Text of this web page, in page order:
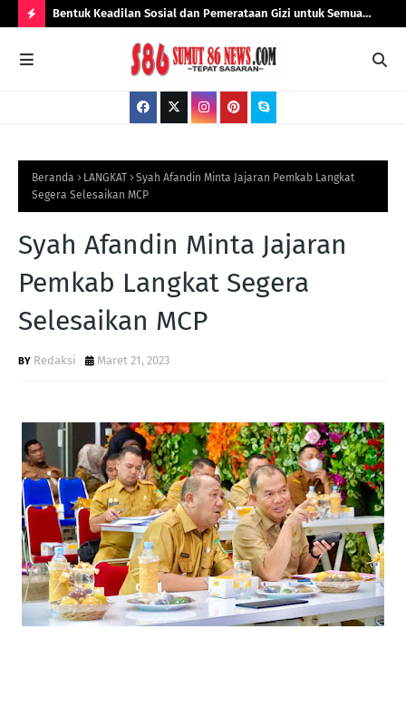
O
S
Kota
Bentuk Keadilan Sosial dan Pemerataan Gizi untuk Semua
Pejabat Negara dari Pusat Hingga Daerah, Sekjen PKC-PMII
Sumut Dedi Arisandi Ritonga Dukung Penuh Program Presiden
Beranda LANGKAT
Syah Afandin Minta Jajaran Pemkab Langkat
Segera Selesaikan MCP
Syah Afandin Minta Jajaran
Pemkab Langkat Segera
Selesaikan MCP
Redaksi Maret 21, 2023